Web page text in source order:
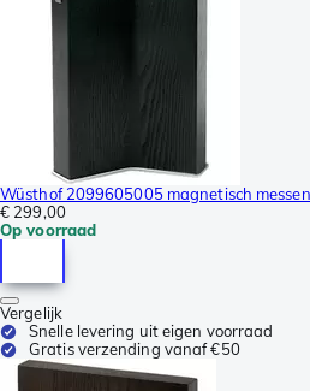
Wüsthof 2099605005 magnetisch
€ 299,00
Op voorraad
Vergelijk
Snelle levering uit eigen voorraad
Gratis verzending vanaf €50